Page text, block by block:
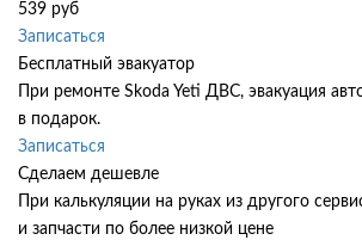
539 руб
Записаться
Бесплатный эвакуатор
При ремонте Skoda Yeti ДВС, эвакуация
в подарок.
Записаться
Сделаем дешевле
При калькуляции на руках из другого
и запчасти по более низкой цене